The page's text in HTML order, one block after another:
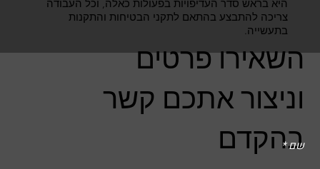
היא בראש סדר העדיפויות בפעולות כאלה, וכל העבודה
צריכה להתבצע בהתאם לתקני הבטיחות והתקנות
בתעשייה.
השאירו פרטים
וניצור אתכם קשר
בהקדם
שם